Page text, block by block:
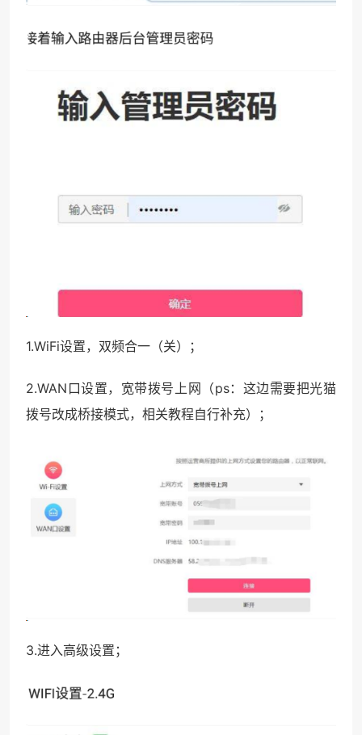
1.WiFi设置，双频合一（关）；
2.WAN口设置，宽带拨号上网（ps：这边需要把光猫
拨号改成桥接模式，相关教程自行补充）；
3.进入高级设置；